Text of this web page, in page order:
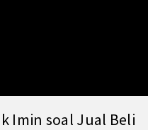
Imin soal Jual Beli